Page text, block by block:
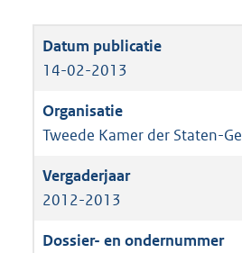
14-02-2013
Tweede Kamer der Staten-
2012-2013